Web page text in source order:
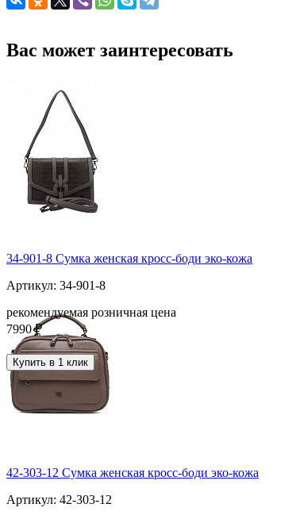
Вас может заинтересовать
34-901-8 Сумка женская кросс-боди эко-кожа
Артикул: 34-901-8
рекомендуемая розничная цена
7990 ₽
Купить в 1 клик
42-303-12 Сумка женская кросс-боди эко-кожа
Артикул: 42-303-12